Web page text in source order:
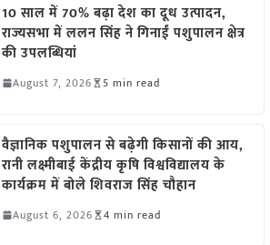
10 साल में 70% बढ़ा देश का दूध उत्पादन,
राज्यसभा में ललन सिंह ने गिनाईं पशुपालन क्षेत्र
की उपलब्धियां
August 7, 2026 5 min read
वैज्ञानिक पशुपालन से बढ़ेगी किसानों की आय,
रानी लक्ष्मीबाई केंद्रीय कृषि विश्वविद्यालय के
कार्यक्रम में बोले शिवराज सिंह चौहान
August 6, 2026 4 min read